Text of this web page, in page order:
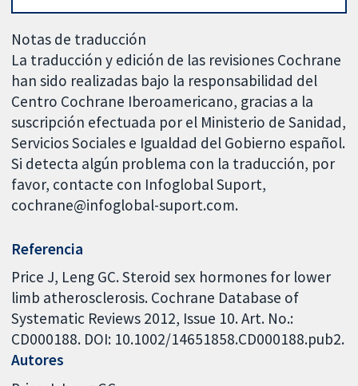
Notas de traducción
La traducción y edición de las revisiones Cochrane
han sido realizadas bajo la responsabilidad del
Centro Cochrane Iberoamericano, gracias a la
suscripción efectuada por el Ministerio de Sanidad,
Servicios Sociales e Igualdad del Gobierno español.
Si detecta algún problema con la traducción, por
favor, contacte con Infoglobal Suport,
cochrane@infoglobal-suport.com.
Referencia
Price J, Leng GC. Steroid sex hormones for lower
limb atherosclerosis. Cochrane Database of
Systematic Reviews 2012, Issue 10. Art. No.:
CD000188. DOI: 10.1002/14651858.CD000188.pub2.
Autores